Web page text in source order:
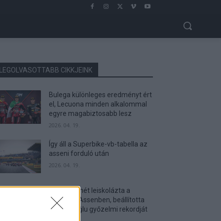
LEGOLVASOTTABB CIKKJEINK
Bulega különleges eredményt ért
el, Lecuona minden alkalommal
egyre magabiztosabb lesz
2026. 04. 19.
Így áll a Superbike-vb-tabella az
asseni forduló után
2026. 04. 19.
Bulega ismét leiskolázta a
mezőnyt Assenben, beállította
Razgatlıoğlu győzelmi rekordját